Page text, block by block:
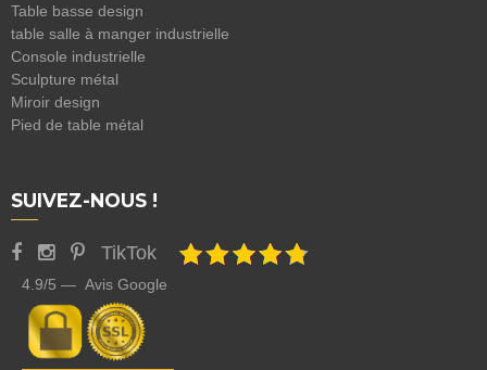
Table basse design
table salle à manger industrielle
Console industrielle
Sculpture métal
Miroir design
Pied de table métal
SUIVEZ-NOUS !
TikTok
4.9/5 — Avis Google